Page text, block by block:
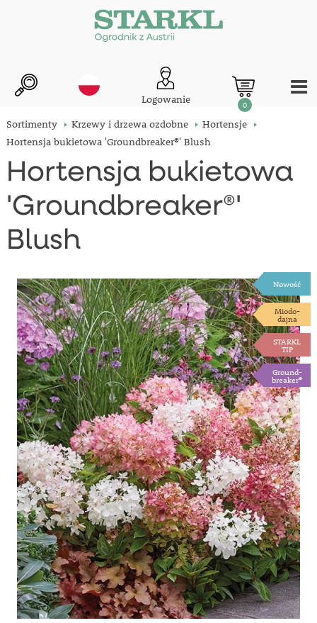
Logowanie 0
Sortimenty Krzewy i drzewa ozdobne
Hortensje
Hortensja bukietowa 'Groundbreaker®' Blush
Hortensja bukietowa
'Groundbreaker®'
Blush
Nowość
Miodo-
dajna
STARKL
TIP
Ground-
breaker®